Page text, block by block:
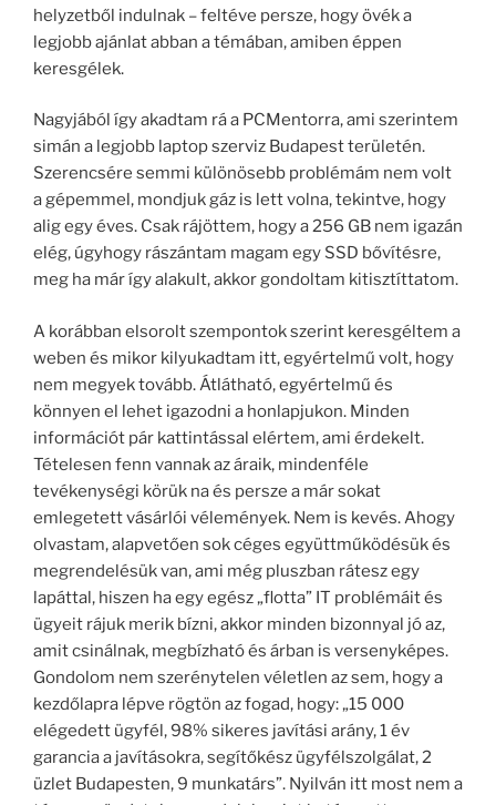
helyzetből indulnak – feltéve persze, hogy övék a
legjobb ajánlat abban a témában, amiben éppen
keresgélek.
Nagyjából így akadtam rá a PCMentorra, ami szerintem
simán a legjobb laptop szerviz Budapest területén.
Szerencsére semmi különösebb problémám nem volt
a gépemmel, mondjuk gáz is lett volna, tekintve, hogy
alig egy éves. Csak rájöttem, hogy a 256 GB nem igazán
elég, úgyhogy rászántam magam egy SSD bővítésre,
meg ha már így alakult, akkor gondoltam kitisztíttatom.
A korábban elsorolt szempontok szerint keresgéltem a
weben és mikor kilyukadtam itt, egyértelmű volt, hogy
nem megyek tovább. Átlátható, egyértelmű és
könnyen el lehet igazodni a honlapjukon. Minden
információt pár kattintással elértem, ami érdekelt.
Tételesen fenn vannak az áraik, mindenféle
tevékenységi körük na és persze a már sokat
emlegetett vásárlói vélemények. Nem is kevés. Ahogy
olvastam, alapvetően sok céges együttműködésük és
megrendelésük van, ami még pluszban rátesz egy
lapáttal, hiszen ha egy egész „flotta” IT problémáit és
ügyeit rájuk merik bízni, akkor minden bizonnyal jó az,
amit csinálnak, megbízható és árban is versenyképes.
Gondolom nem szerénytelen véletlen az sem, hogy a
kezdőlapra lépve rögtön az fogad, hogy: „15 000
elégedett ügyfél, 98% sikeres javítási arány, 1 év
garancia a javításokra, segítőkész ügyfélszolgálat, 2
üzlet Budapesten, 9 munkatárs”. Nyilván itt most nem a